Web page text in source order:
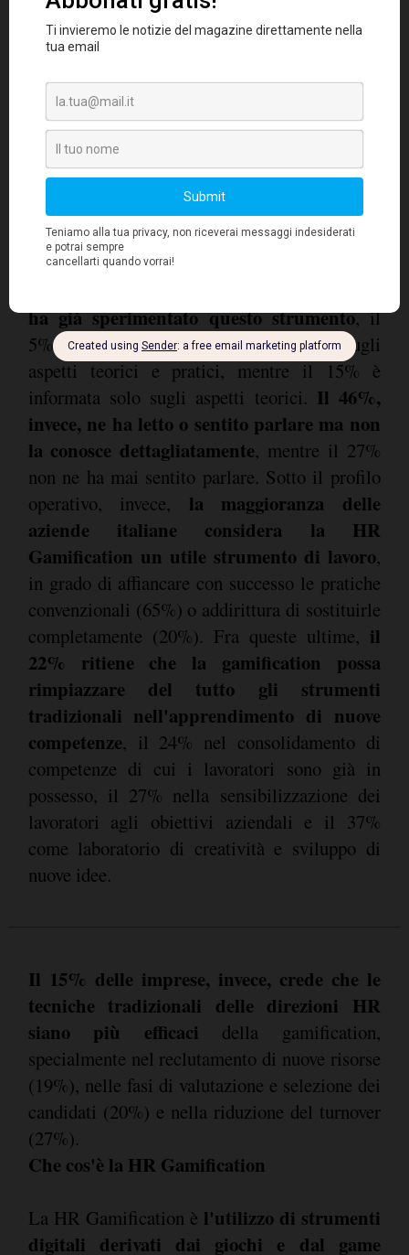
I principali risultati della ricerca
Poco più di un'impresa italiana su quattro
26%) conosce la HR Gamification
ha già sperimentato questo strumento, il
5% è informata in modo approfondito sugli
aspetti teorici e pratici, mentre il 15% è
informata solo sugli aspetti teorici. Il 46%,
invece, ne ha letto o sentito parlare ma non
la conosce dettagliatamente, mentre il 27%
non ne ha mai sentito parlare. Sotto il profilo
operativo, invece, la maggioranza delle
aziende italiane considera la HR
Gamification un utile strumento di lavoro,
in grado di affiancare con successo le pratiche
convenzionali (65%) o addirittura di sostituirle
completamente (20%). Fra queste ultime, il
22% ritiene che la gamification possa
rimpiazzare del tutto gli strumenti
tradizionali nell'apprendimento di nuove
competenze, il 24% nel consolidamento di
competenze di cui i lavoratori sono già in
possesso, il 27% nella sensibilizzazione dei
lavoratori agli obiettivi aziendali e il 37%
come laboratorio di creatività e sviluppo di
nuove idee.
Il 15% delle imprese, invece, crede che le
tecniche tradizionali delle direzioni HR
siano più efficaci della gamification,
specialmente nel reclutamento di nuove risorse
(19%), nelle fasi di valutazione e selezione dei
candidati (20%) e nella riduzione del turnover
(27%).
Che cos'è la HR Gamification
La HR Gamification è l'utilizzo di strumenti
digitali derivati dai giochi e dal game